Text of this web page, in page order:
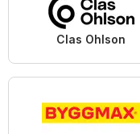
Clas Ohlson